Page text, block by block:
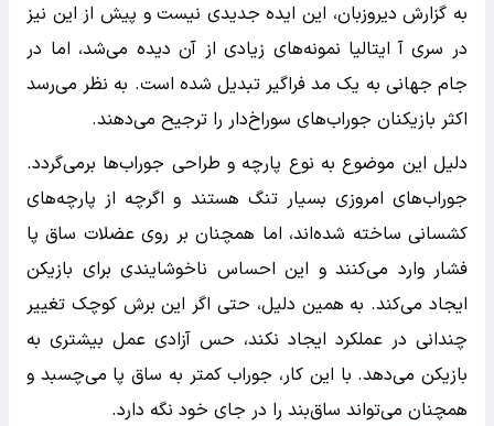
به گزارش دیروزبان، این ایده جدیدی نیست و پیش از این نیز
در سری آ ایتالیا نمونه‌های زیادی از آن دیده می‌شد، اما در
جام جهانی به یک مد فراگیر تبدیل شده است. به نظر می‌رسد
اکثر بازیکنان جوراب‌های سوراخ‌دار را ترجیح می‌دهند.
دلیل این موضوع به نوع پارچه و طراحی جوراب‌ها برمی‌گردد.
جوراب‌های امروزی بسیار تنگ هستند و اگرچه از پارچه‌های
کشسانی ساخته شده‌اند، اما همچنان بر روی عضلات ساق پا
فشار وارد می‌کنند و این احساس ناخوشایندی برای بازیکن
ایجاد می‌کند. به همین دلیل، حتی اگر این برش کوچک تغییر
چندانی در عملکرد ایجاد نکند، حس آزادی عمل بیشتری به
بازیکن می‌دهد. با این کار، جوراب کمتر به ساق پا می‌چسبد و
همچنان می‌تواند ساق‌بند را در جای خود نگه دارد.